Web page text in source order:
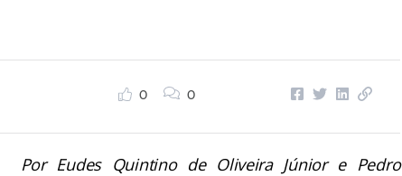
0 0
Por Eudes Quintino de Oliveira Júnior e Pedro